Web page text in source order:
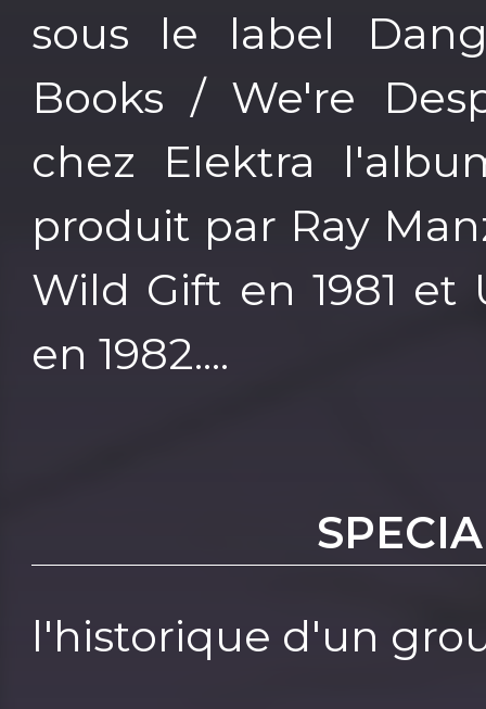
sous le label
Books / We're
chez Elektra
produit par Ray
Wild Gift en 1981
en 1982....
l'historique d'un